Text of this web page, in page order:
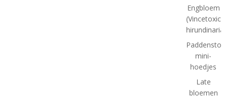
Engbloem
hirundinaria)
mini-
hoedjes
Late
bloemen